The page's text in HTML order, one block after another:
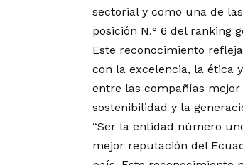
sectorial y como una de
posición N.° 6 del ranking
Este reconocimiento
con la excelencia, la ética
entre las compañías
sostenibilidad y la
“Ser la entidad número
mejor reputación del